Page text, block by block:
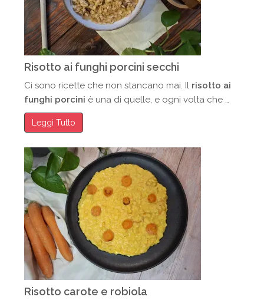
Risotto ai funghi porcini secchi
Ci sono ricette che non stancano mai. Il risotto ai
funghi porcini è una di quelle, e ogni volta che …
Leggi Tutto
Risotto carote e robiola